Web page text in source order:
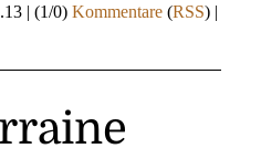
| (1/0) Kommentare (RSS) |